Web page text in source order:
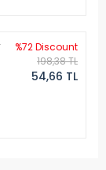
%72 Discount
198,38 TL
54,66 TL